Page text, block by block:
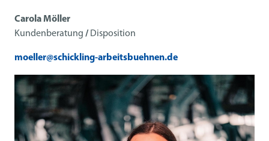
Carola Möller
Kundenberatung / Disposition
moeller@schickling-arbeitsbuehnen.de